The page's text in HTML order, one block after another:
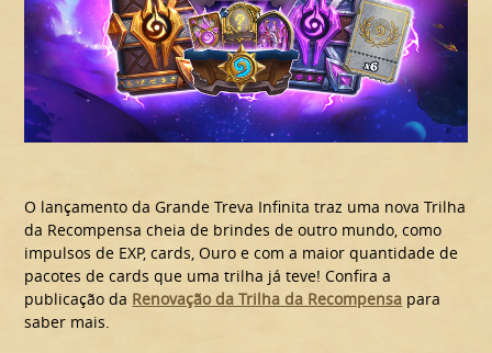
O lançamento da Grande Treva Infinita traz uma nova Trilha
da Recompensa cheia de brindes de outro mundo, como
impulsos de EXP, cards, Ouro e com a maior quantidade de
pacotes de cards que uma trilha já teve! Confira a
publicação da Renovação da Trilha da Recompensa para
saber mais.